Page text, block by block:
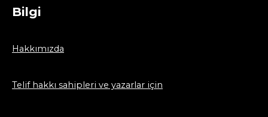
Bilgi
Hakkımızda
Telif hakkı sahipleri ve yazarlar için